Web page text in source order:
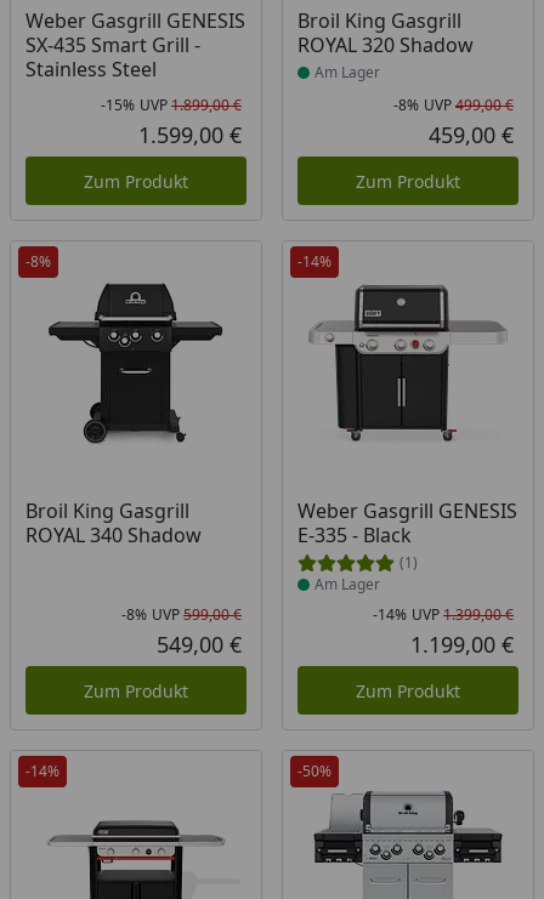
Weber Gasgrill GENESIS
SX-435 Smart Grill -
Stainless Steel
Rabatt in Prozent
-15%
Ursprünglicher Preis
UVP1.899,00 €
Aktueller Preis
1.599,00 €
Zum Produkt
Broil King Gasgrill
ROYAL 320 Shadow
Produkt am Lager
Am Lager
-8% UVP499,00 €
459,00 €
Zum Produkt
-8%
Broil King Gasgrill
ROYAL 340 Shadow
Rabatt in Prozent
-8%
Ursprünglicher Preis
UVP599,00 €
Aktueller Preis
549,00 €
Zum Produkt
-14%
Weber Gasgrill GENESIS
E-335 - Black
(1)
Produkt am Lager
Am Lager
-14% UVP1.399,00 €
1.199,00 €
Zum Produkt
-14% -50%